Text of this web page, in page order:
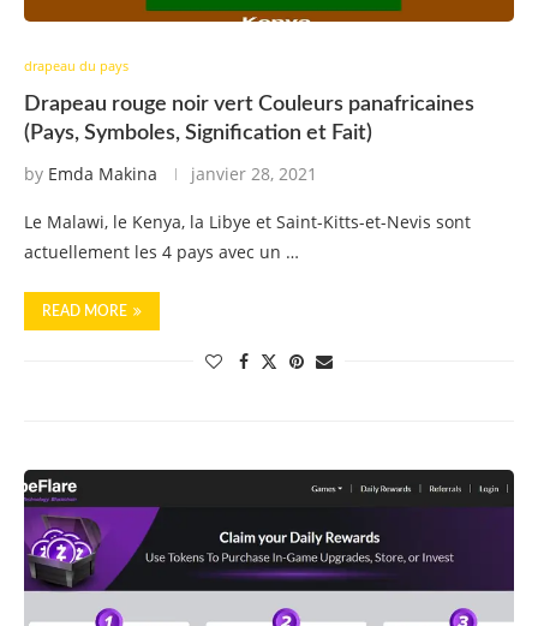
drapeau du pays
Drapeau rouge noir vert Couleurs panafricaines
(Pays, Symboles, Signification et Fait)
by Emda Makina janvier 28, 2021
Le Malawi, le Kenya, la Libye et Saint-Kitts-et-Nevis sont
actuellement les 4 pays avec un …
READ MORE